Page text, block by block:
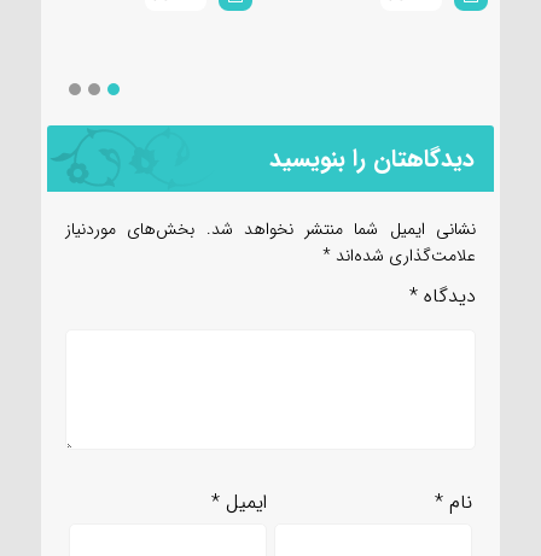
دیدگاهتان را بنویسید
نشانی ایمیل شما منتشر نخواهد شد. بخش‌های موردنیاز
علامت‌گذاری شده‌اند *
دیدگاه *
نام* ایمیل*